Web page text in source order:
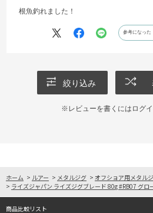
根魚釣れました！
参考になった
絞り込み
※レビューを書くには ログ
ホーム > ルアー > メタルジグ > オフショア用メタル
> ライズジャパン ライズジグブレード 80g #RB07 グロ
商品比較リスト